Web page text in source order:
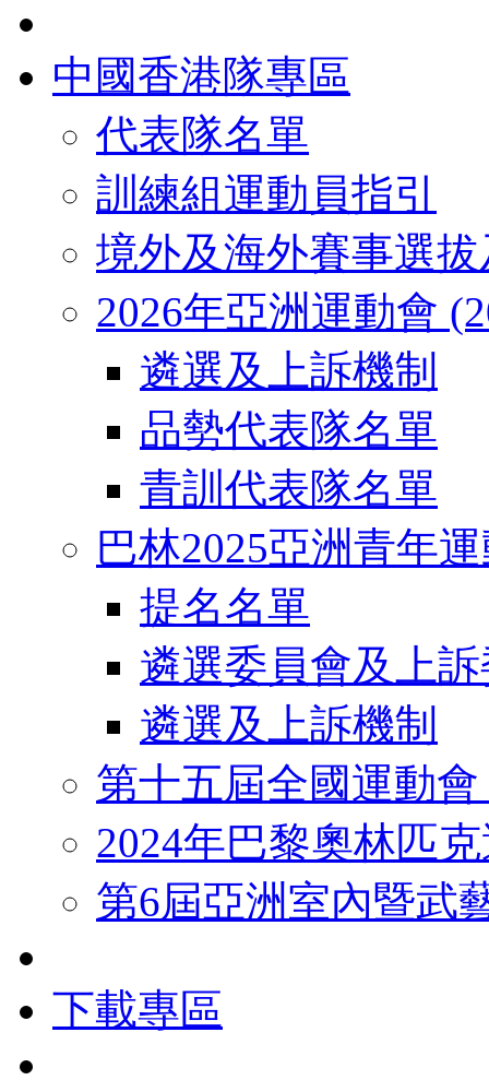
中國香港隊專區
代表隊名單
訓練組運動員指引
境外及海外賽事選
2026年亞洲運動會
遴選及上訴機制
品勢代表隊名單
青訓代表隊名單
巴林2025亞洲青年
提名名單
遴選委員會及上
遴選及上訴機制
第十五屆全國運動
2024年巴黎奧林匹
第6屆亞洲室內暨武
下載專區